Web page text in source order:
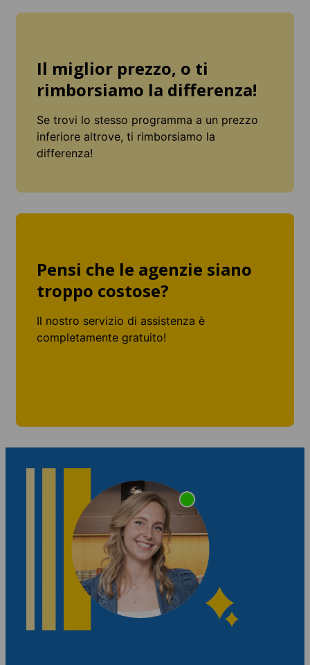
Il miglior prezzo, o ti
rimborsiamo la differenza!
Se trovi lo stesso programma a un prezzo
inferiore altrove, ti rimborsiamo la
differenza!
Pensi che le agenzie siano
troppo costose?
Il nostro servizio di assistenza è
completamente gratuito!